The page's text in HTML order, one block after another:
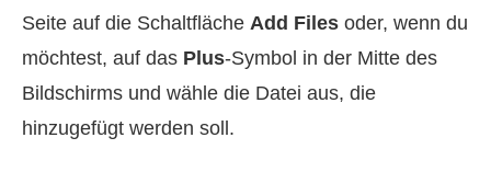
Seite auf die Schaltfläche Add Files oder, wenn du
möchtest, auf das Plus-Symbol in der Mitte des
Bildschirms und wähle die Datei aus, die
hinzugefügt werden soll.